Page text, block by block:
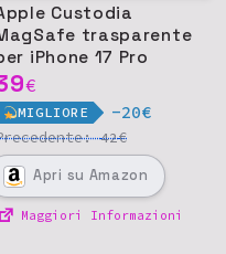
Custodia
trasparente
iPhone 17 Pro
€
MIGLIORE -20€
42€
Apri su Amazon
Maggiori Informazioni